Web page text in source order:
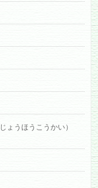
ょうほうこうかい）